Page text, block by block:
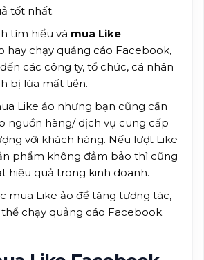
tốt nhất.
tìm hiểu và mua Like
hay chạy quảng cáo Facebook,
các công ty, tổ chức, cá nhân
bị lừa mất tiền.
Like ảo nhưng bạn cũng cần
nguồn hàng/ dịch vụ cung cấp
với khách hàng. Nếu lượt Like
phẩm không đảm bảo thì cũng
hiệu quả trong kinh doanh.
mua Like ảo để tăng tương tác,
chạy quảng cáo Facebook.